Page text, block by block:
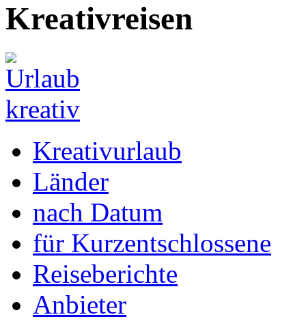
Kreativreisen
Kreativurlaub
Länder
nach Datum
für Kurzentschlossene
Reiseberichte
Anbieter